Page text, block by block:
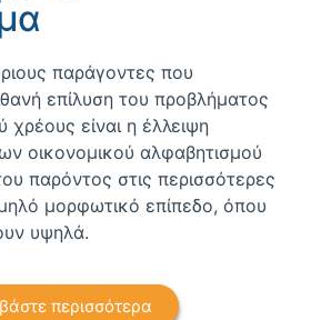
παράγοντες που
επίλυση του προβλήματος
χρέους είναι η έλλειψη
οικονομικού αλφαβητισμού
παρόντος στις περισσότερες
μορφωτικό επίπεδο, όπου
υψηλά.
περισσότερα